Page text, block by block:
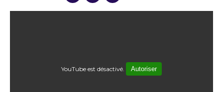
YouTube est désactivé. Autoriser